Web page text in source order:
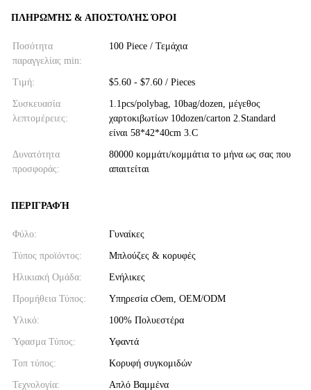
ΠΛΗΡΩΜΉΣ & ΑΠΟΣΤΟΛΉΣ ΌΡΟΙ
Ποσότητα
παραγγελίας min:
100 Piece / Τεμάχια
Τιμή: $5.60 - $7.60 / Pieces
Συσκευασία
λεπτομέρειες:
1.1pcs/polybag, 10bag/dozen, μέγεθος
χαρτοκιβωτίων 10dozen/carton 2.Standard
είναι 58*42*40cm 3.C
Δυνατότητα
προσφοράς:
80000 κομμάτι/κομμάτια το μήνα ως σας που
απαιτείται
ΠΕΡΙΓΡΑΦΉ
Φύλο: Γυναίκες
Τύπος προϊόντος: Μπλούζες & κορυφές
Ηλικιακή Ομάδα: Ενήλικες
Προμήθεια Τύπος: Υπηρεσία cOem, OEM/ODM
Υλικό: 100% Πολυεστέρα
Ύφασμα Τύπος: Υφαντά
Τοπ τύπος: Κορυφή συγκομιδών
Τεχνολογία: Απλό Βαμμένα